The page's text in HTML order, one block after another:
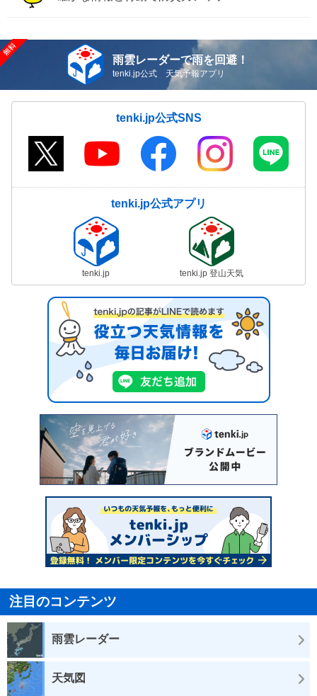
雨雲レーダーで雨を回避！
tenki.jp公式 天気予報アプリ
tenki.jp公式SNS
tenki.jp公式アプリ
tenki.jp tenki.jp 登山天気
注目のコンテンツ
雨雲レーダー
天気図